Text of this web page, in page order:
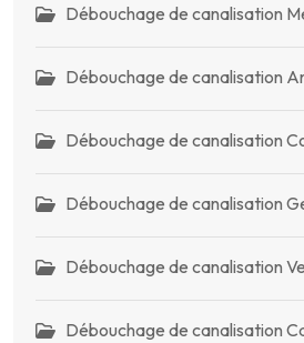
Débouchage de canalisation
Débouchage de canalisation
Débouchage de canalisation
Débouchage de canalisation
Débouchage de canalisation
Débouchage de canalisation